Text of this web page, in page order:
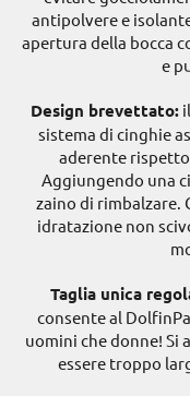
antipolvere e
apertura della bocca
e
Design brevettato:il
sistema di cinghie
aderente
Aggiungendo una
zaino di rimbalzare.
idratazione non
Taglia unica
consente al
uomini che donne! Si
essere troppo